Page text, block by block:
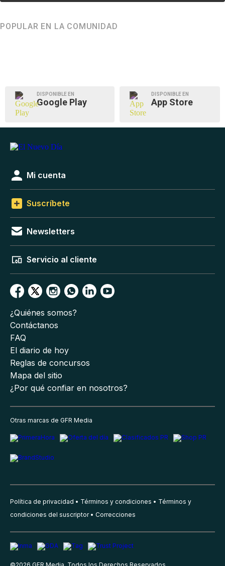
POPULAR EN LA COMUNIDAD
DISPONIBLE EN
Google Play
DISPONIBLE EN
App Store
Mi cuenta
Suscríbete
Newsletters
Servicio al cliente
¿Quiénes somos?
Contáctanos
FAQ
El diario de hoy
Reglas de concursos
Mapa del sitio
¿Por qué confiar en nosotros?
Otras marcas de GFR Media
Política de privacidad Términos y condiciones
Términos y
condiciones del suscriptor
Correcciones